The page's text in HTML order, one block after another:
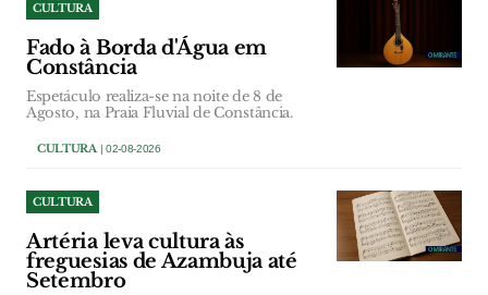
CULTURA
Fado à Borda d'Água em
Constância
Espetáculo realiza-se na noite de 8 de
Agosto, na Praia Fluvial de Constância.
CULTURA| 02-08-2026
CULTURA
Artéria leva cultura às
freguesias de Azambuja até
Setembro